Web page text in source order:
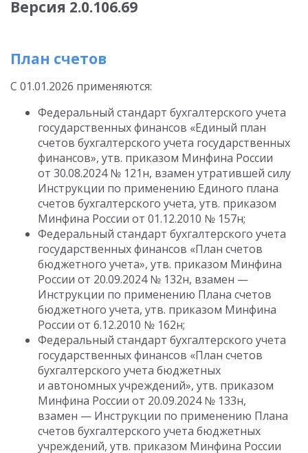
Версия 2.0.106.69
План счетов
С 01.01.2026 применяются:
Федеральный стандарт бухгалтерского учета
государственных финансов «Единый план
счетов бухгалтерского учета государственных
финансов», утв. приказом Минфина России
от 30.08.2024 № 121н, взамен утратившей силу
Инструкции по применению Единого плана
счетов бухгалтерского учета, утв. приказом
Минфина России от 01.12.2010 № 157н;
Федеральный стандарт бухгалтерского учета
государственных финансов «План счетов
бюджетного учета», утв. приказом Минфина
России от 20.09.2024 № 132н, взамен —
Инструкции по применению Плана счетов
бюджетного учета, утв. приказом Минфина
России от 6.12.2010 № 162н;
Федеральный стандарт бухгалтерского учета
государственных финансов «План счетов
бухгалтерского учета бюджетных
и автономных учреждений», утв. приказом
Минфина России от 20.09.2024 № 133н,
взамен — Инструкции по применению Плана
счетов бухгалтерского учета бюджетных
учреждений, утв. приказом Минфина России